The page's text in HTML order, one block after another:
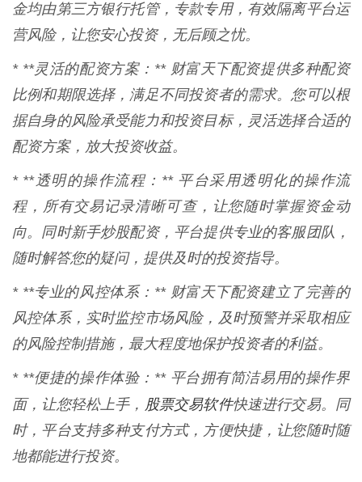
金均由第三方银行托管，专款专用，有效隔离平台运
营风险，让您安心投资，无后顾之忧。
* **灵活的配资方案：** 财富天下配资提供多种配资
比例和期限选择，满足不同投资者的需求。您可以根
据自身的风险承受能力和投资目标，灵活选择合适的
配资方案，放大投资收益。
* **透明的操作流程：** 平台采用透明化的操作流
程，所有交易记录清晰可查，让您随时掌握资金动
向。同时新手炒股配资，平台提供专业的客服团队，
随时解答您的疑问，提供及时的投资指导。
* **专业的风控体系：** 财富天下配资建立了完善的
风控体系，实时监控市场风险，及时预警并采取相应
的风险控制措施，最大程度地保护投资者的利益。
* **便捷的操作体验：** 平台拥有简洁易用的操作界
面，让您轻松上手， 股票交易软件快速进行交易。同
时，平台支持多种支付方式，方便快捷，让您随时随
地都能进行投资。